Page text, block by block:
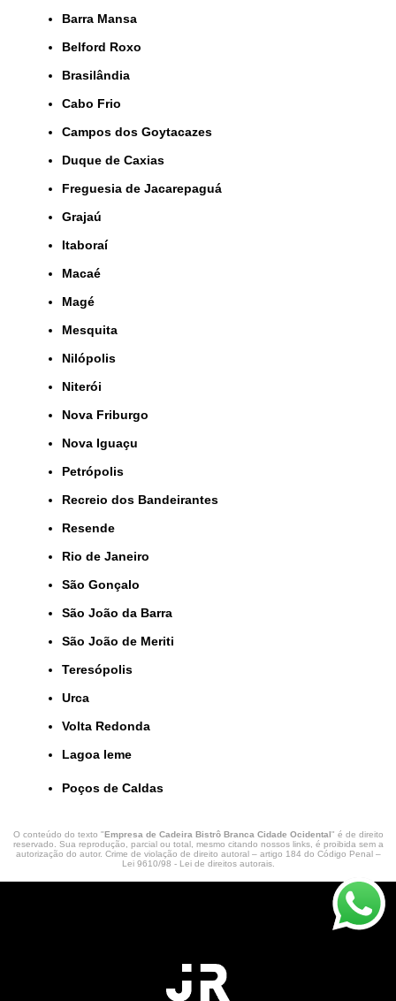
Barra Mansa
Belford Roxo
Brasilândia
Cabo Frio
Campos dos Goytacazes
Duque de Caxias
Freguesia de Jacarepaguá
Grajaú
Itaboraí
Macaé
Magé
Mesquita
Nilópolis
Niterói
Nova Friburgo
Nova Iguaçu
Petrópolis
Recreio dos Bandeirantes
Resende
Rio de Janeiro
São Gonçalo
São João da Barra
São João de Meriti
Teresópolis
Urca
Volta Redonda
lagoa leme
Poços de Caldas
O conteúdo do texto "Empresa de Cadeira Bistrô Branca Cidade Ocidental" é de direito
reservado. Sua reprodução, parcial ou total, mesmo citando nossos links, é proibida sem a
autorização do autor. Crime de violação de direito autoral – artigo 184 do Código Penal –
Lei 9610/98 - Lei de direitos autorais.